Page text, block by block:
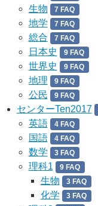
生物 7 FAQ
地学 7 FAQ
総合 7 FAQ
日本史 9 FAQ
世界史 9 FAQ
地理 9 FAQ
公民 9 FAQ
センターTen2017
英語 4 FAQ
国語 4 FAQ
数学 3 FAQ
理科1 9 FAQ
生物 3 FAQ
化学 3 FAQ